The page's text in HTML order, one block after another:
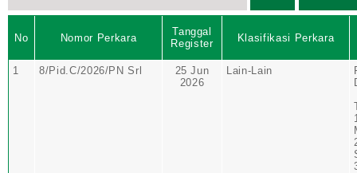
No Nomor Perkara
Tanggal
Register
Klasifikasi Perkara
1 8/Pid.C/2026/PN Srl
25 Jun
2026
Lain-Lain